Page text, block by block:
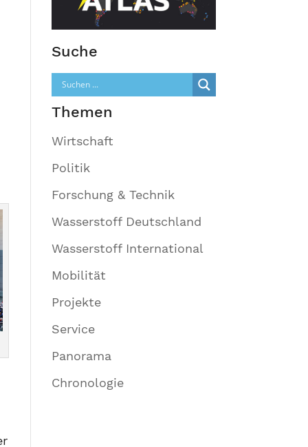
Suche
Themen
Wirtschaft
Politik
Forschung & Technik
Wasserstoff Deutschland
Wasserstoff International
Mobilität
Projekte
Service
Panorama
Chronologie